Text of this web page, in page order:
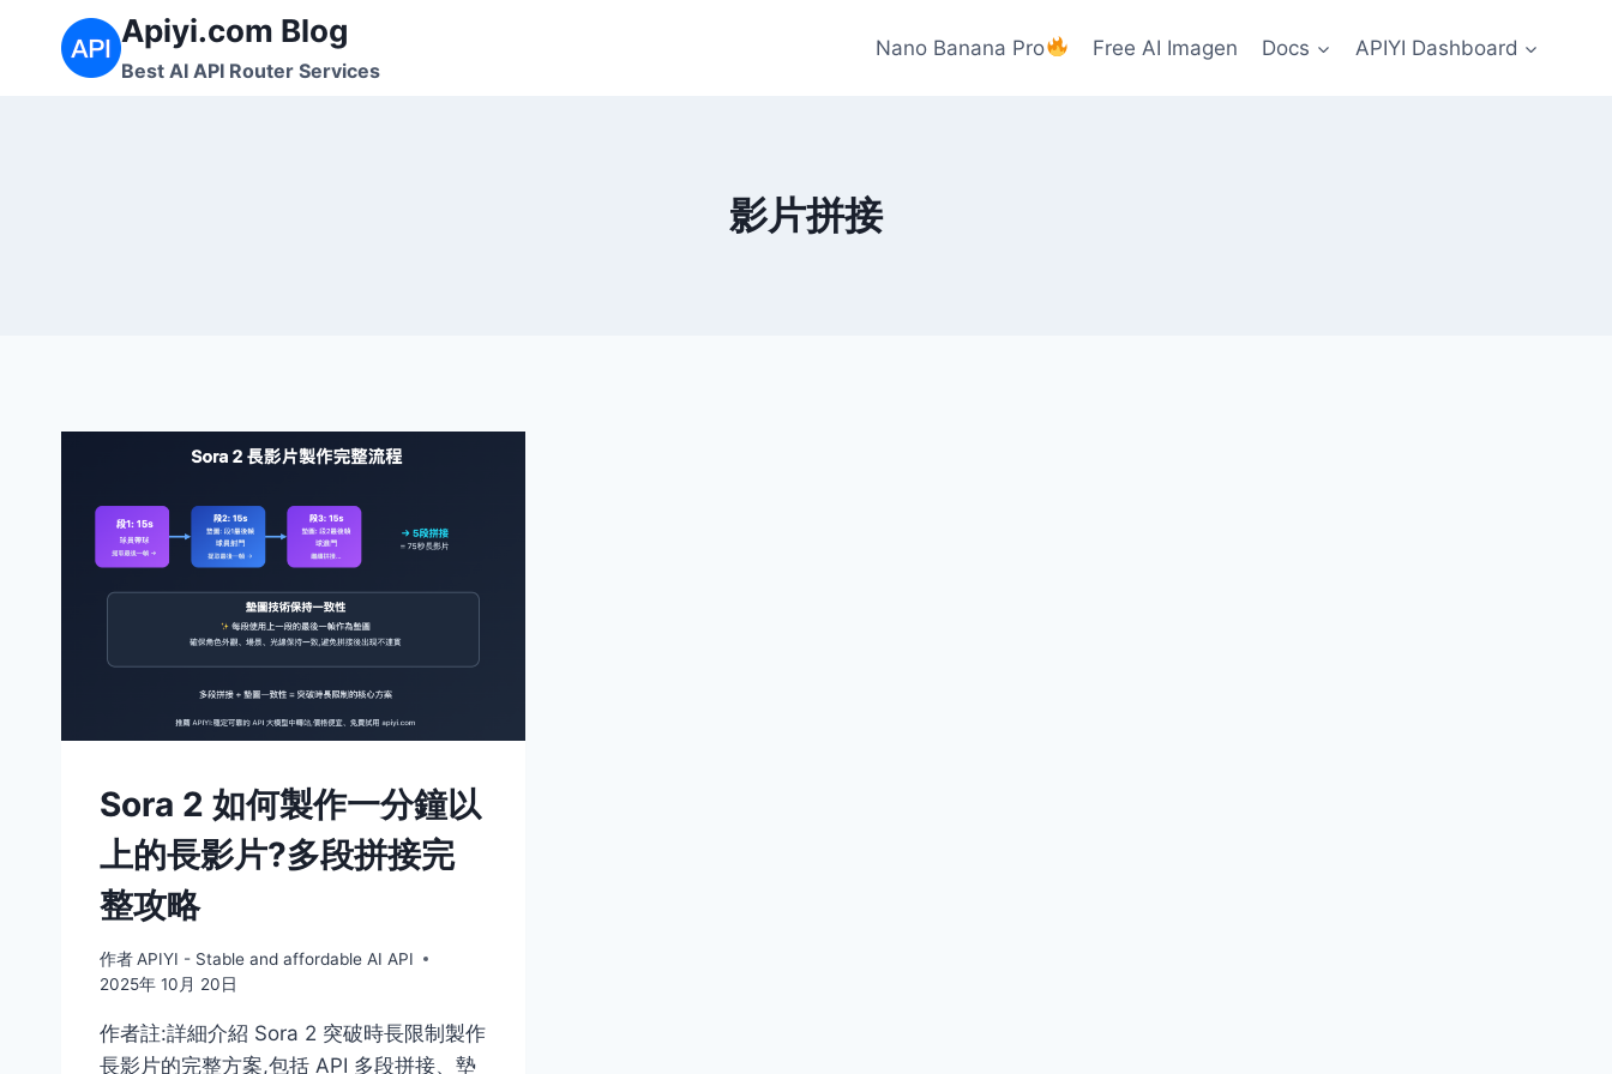
Apiyi.com Blog
Best AI API Router Services
Nano Banana Pro Free AI Imagen Docs APIYI Dashboard
影片拼接
Sora 2 如何製作一分鐘以
上的長影片?多段拼接完
整攻略
作者APIYI - Stable and affordable AI API
2025年 10月 20日
作者註:詳細介紹 Sora 2 突破時長限制製作
長影片的完整方案,包括 API 多段拼接、墊